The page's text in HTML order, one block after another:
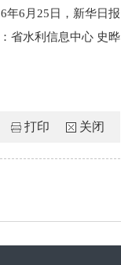
年6月25日，新华日报
省水利信息中心 史晔
关闭
打印